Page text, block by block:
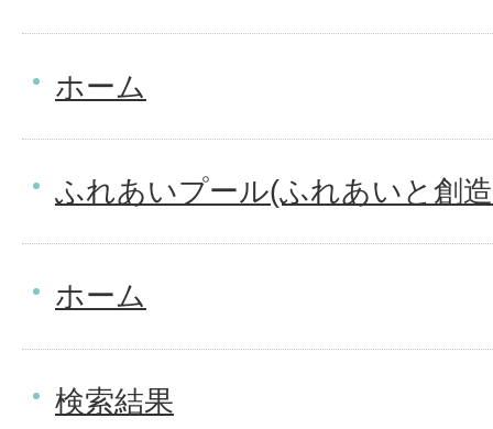
ホーム
ふれあいプール(ふれあいと創
ホーム
検索結果